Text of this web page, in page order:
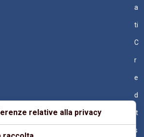
a
ti
C
r
e
d
it
s
relative alla privacy